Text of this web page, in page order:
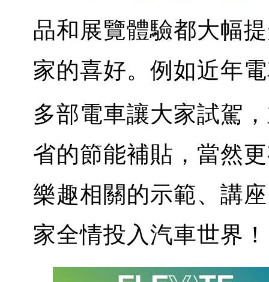
品和展覽體驗都大幅
家的喜好。例如近年
多部電車讓大家試駕
省的節能補貼，當然
樂趣相關的示範、講
家全情投入汽車世界！